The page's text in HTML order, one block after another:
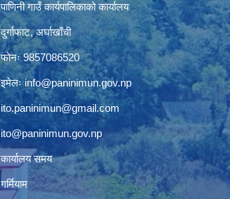
पाणिनी गाउँ कार्यपालिकाको कार्यालय
दुर्गाफाट, अर्घाखाँची
फोनः 9857086520
इमेलःinfo@paninimun.gov.np
ito.paninimun@gmail.com
ito@paninimun.gov.np
कार्यालय समय
गर्मियाम